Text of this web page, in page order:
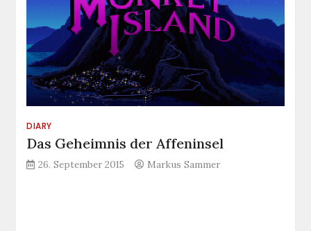
DIARY
Das Geheimnis der Affeninsel
26. September 2015 Markus Sammer